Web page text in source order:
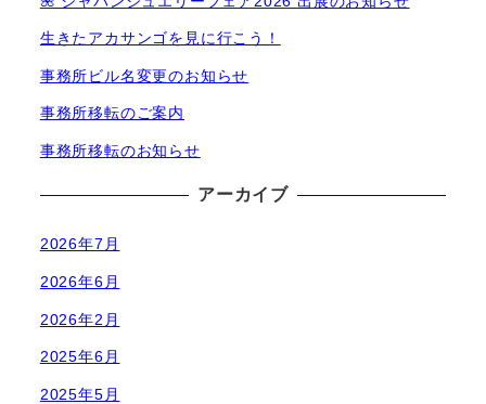
生きたアカサンゴを見に行こう！
事務所ビル名変更のお知らせ
事務所移転のご案内
事務所移転のお知らせ
アーカイブ
2026年7月
2026年6月
2026年2月
2025年6月
2025年5月